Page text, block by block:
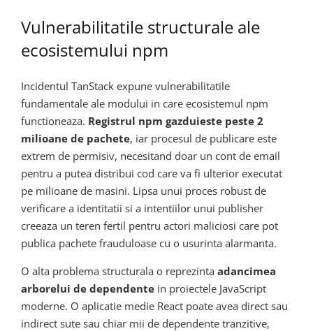
Vulnerabilitatile structurale ale
ecosistemului npm
Incidentul TanStack expune vulnerabilitatile
fundamentale ale modului in care ecosistemul npm
functioneaza. Registrul npm gazduieste peste 2
milioane de pachete, iar procesul de publicare este
extrem de permisiv, necesitand doar un cont de email
pentru a putea distribui cod care va fi ulterior executat
pe milioane de masini. Lipsa unui proces robust de
verificare a identitatii si a intentiilor unui publisher
creeaza un teren fertil pentru actori maliciosi care pot
publica pachete frauduloase cu o usurinta alarmanta.
O alta problema structurala o reprezinta adancimea
arborelui de dependente in proiectele JavaScript
moderne. O aplicatie medie React poate avea direct sau
indirect sute sau chiar mii de dependente tranzitive,